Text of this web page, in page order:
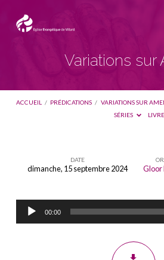
Variations sur
ACCUEIL / PRÉDICATIONS / VARIATIONS SUR
SÉRIES
Variations
AMEN
DATE
dimanche, 15 septembre 2024 Gloor
Lecteur
audio
00:00